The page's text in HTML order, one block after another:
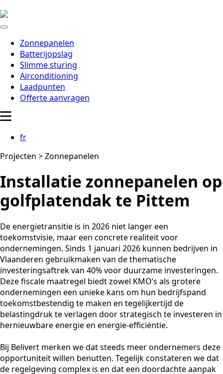
Zonnepanelen
Batterijopslag
Slimme sturing
Airconditioning
Laadpunten
Offerte aanvragen
fr
Projecten > Zonnepanelen
Installatie zonnepanelen op
golfplatendak te Pittem
De energietransitie is in 2026 niet langer een
toekomstvisie, maar een concrete realiteit voor
ondernemingen. Sinds 1 januari 2026 kunnen bedrijven in
Vlaanderen gebruikmaken van de thematische
investeringsaftrek van 40% voor duurzame investeringen.
Deze fiscale maatregel biedt zowel KMO’s als grotere
ondernemingen een unieke kans om hun bedrijfspand
toekomstbestendig te maken en tegelijkertijd de
belastingdruk te verlagen door strategisch te investeren in
hernieuwbare energie en energie-efficiëntie.
Bij Belivert merken we dat steeds meer ondernemers deze
opportuniteit willen benutten. Tegelijk constateren we dat
de regelgeving complex is en dat een doordachte aanpak